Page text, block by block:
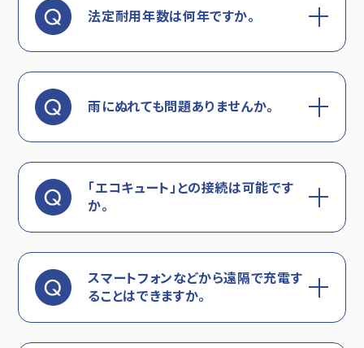
法定耐用年数は何年ですか。
雨にぬれても問題ありませんか。
「エコキュート」との接続は可能です
か。
スマートフォンなどから遠隔で充電す
ることはできますか。